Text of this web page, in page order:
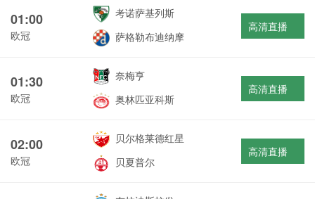
01:00
欧冠
考诺萨基列斯
萨格勒布迪纳摩
高清直播
01:30
欧冠
奈梅亨
奥林匹亚科斯
高清直播
02:00
欧冠
贝尔格莱德红星
贝夏普尔
高清直播